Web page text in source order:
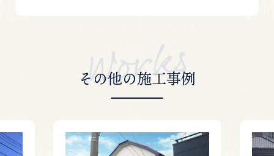
その他の施工事例